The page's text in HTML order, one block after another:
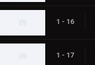
1 - 16
1 - 17